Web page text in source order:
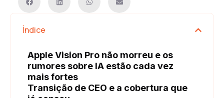
Índice
Apple Vision Pro não morreu e os
rumores sobre IA estão cada vez
mais fortes
Transição de CEO e a cobertura que